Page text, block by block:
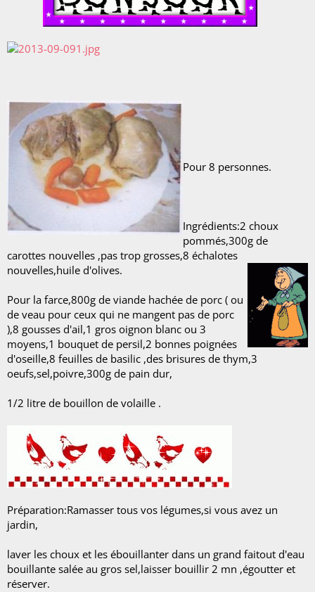
Pour 8 personnes.
Ingrédients:2 choux
pommés,300g de
carottes nouvelles ,pas trop grosses,8 échalotes
nouvelles,huile d'olives.
Pour la farce,800g de viande hachée de porc ( ou
de veau pour ceux qui ne mangent pas de porc
),8 gousses d'ail,1 gros oignon blanc ou 3
moyens,1 bouquet de persil,2 bonnes poignées
d'oseille,8 feuilles de basilic ,des brisures de thym,3
oeufs,sel,poivre,300g de pain dur,
1/2 litre de bouillon de volaille .
Préparation:Ramasser tous vos légumes,si vous avez un
jardin,
laver les choux et les ébouillanter dans un grand faitout d'eau
bouillante salée au gros sel,laisser bouillir 2 mn ,égoutter et
réserver.